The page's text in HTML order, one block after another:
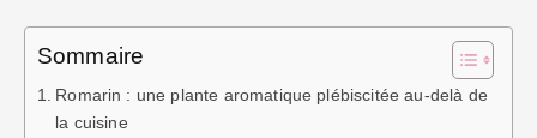
Sommaire
Romarin : une plante aromatique plébiscitée au-delà de
la cuisine